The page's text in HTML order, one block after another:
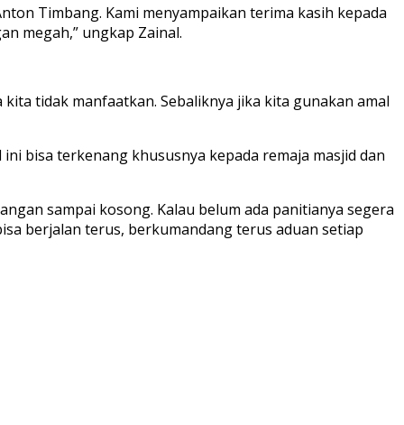
Timbang. Kami menyampaikan terima kasih kepada
megah,” ungkap Zainal.
tidak manfaatkan. Sebaliknya jika kita gunakan amal
bisa terkenang khususnya kepada remaja masjid dan
sampai kosong. Kalau belum ada panitianya segera
berjalan terus, berkumandang terus aduan setiap